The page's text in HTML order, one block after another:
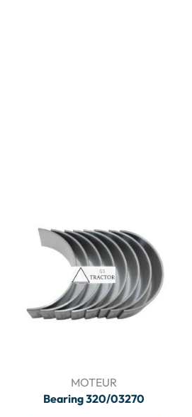
MOTEUR
Bearing 320/03270